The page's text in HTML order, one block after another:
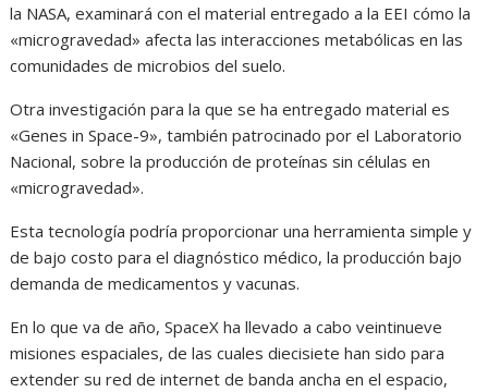
la NASA, examinará con el material entregado a la EEI cómo la
«microgravedad» afecta las interacciones metabólicas en las
comunidades de microbios del suelo.
Otra investigación para la que se ha entregado material es
«Genes in Space-9», también patrocinado por el Laboratorio
Nacional, sobre la producción de proteínas sin células en
«microgravedad».
Esta tecnología podría proporcionar una herramienta simple y
de bajo costo para el diagnóstico médico, la producción bajo
demanda de medicamentos y vacunas.
En lo que va de año, SpaceX ha llevado a cabo veintinueve
misiones espaciales, de las cuales diecisiete han sido para
extender su red de internet de banda ancha en el espacio,